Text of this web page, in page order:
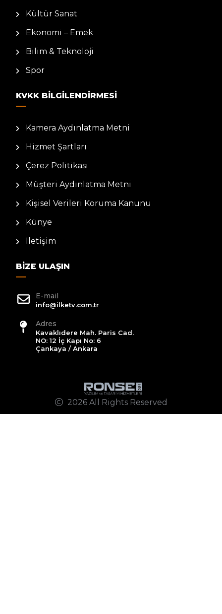
Kültür Sanat
Ekonomi – Emek
Bilim & Teknoloji
Spor
KVKK BILGILENDIRMESI
Kamera Aydınlatma Metni
Hizmet Şartları
Çerez Politikası
Müşteri Aydınlatma Metni
Kişisel Verileri Koruma Kanunu
Künye
İletişim
BIZE ULAŞIN
E-mail
info@ilketv.com.tr
Adres
Kavaklıdere Mah. Paris Cad.
NO: 12 İç Kapı No: 6
Çankaya / Ankara
2026 All Rights Reserved